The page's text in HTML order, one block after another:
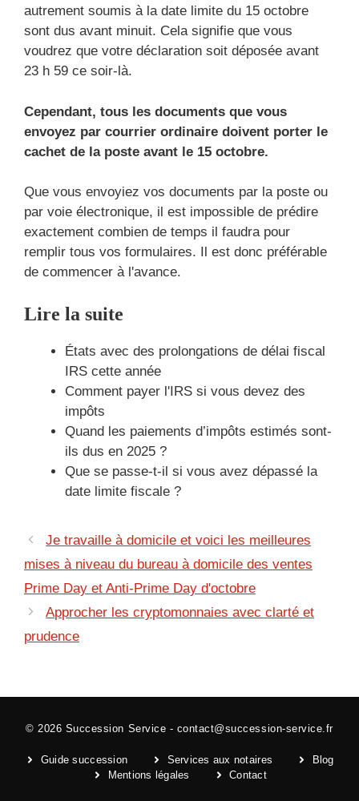
autrement soumis à la date limite du 15 octobre
sont dus avant minuit. Cela signifie que vous
voudrez que votre déclaration soit déposée avant
23 h 59 ce soir-là.
Cependant, tous les documents que vous
envoyez par courrier ordinaire doivent porter le
cachet de la poste avant le 15 octobre.
Que vous envoyiez vos documents par la poste ou
par voie électronique, il est impossible de prédire
exactement combien de temps il faudra pour
remplir tous vos formulaires. Il est donc préférable
de commencer à l'avance.
Lire la suite
États avec des prolongations de délai fiscal
IRS cette année
Comment payer l'IRS si vous devez des
impôts
Quand les paiements d’impôts estimés sont-
ils dus en 2025 ?
Que se passe-t-il si vous avez dépassé la
date limite fiscale ?
Je travaille à domicile et voici les meilleures
mises à niveau du bureau à domicile des ventes
Prime Day et Anti-Prime Day d'octobre
Approcher les cryptomonnaies avec clarté et
prudence
© 2026 Succession Service - contact@succession-service.fr
Guide succession Services aux notaires
Blog
Mentions légales
Contact